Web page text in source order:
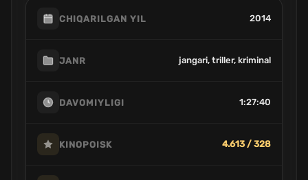
CHIQARILGAN YIL 2014
JANR jangari, triller, kriminal
DAVOMIYLIGI 1:27:40
KINOPOISK 4.613 / 328